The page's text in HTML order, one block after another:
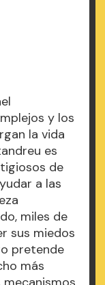
y los
la vida
es
de
a las
miles de
sus miedos
pretende
más